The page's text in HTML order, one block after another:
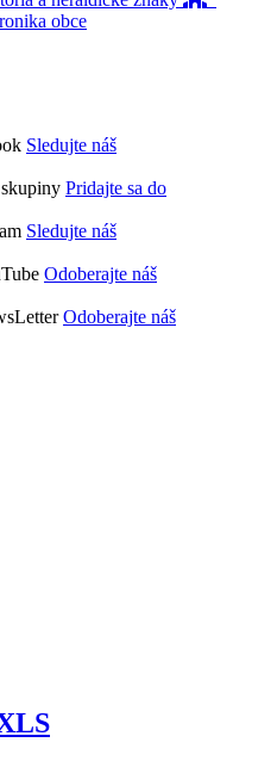
obce
Sledujte náš
Pridajte sa do
Sledujte náš
Odoberajte náš
Odoberajte náš